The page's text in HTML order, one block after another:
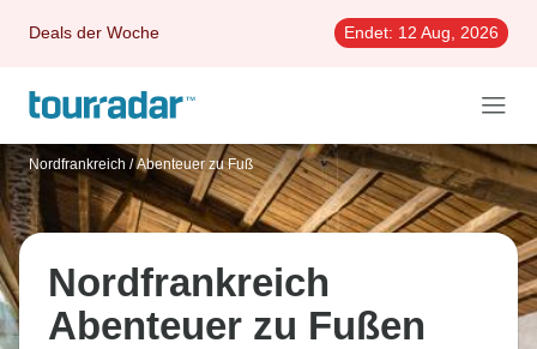
Deals der Woche Endet: 12 Aug, 2026
Nordfrankreich / Abenteuer zu Fuß
Nordfrankreich
Abenteuer zu Fußen